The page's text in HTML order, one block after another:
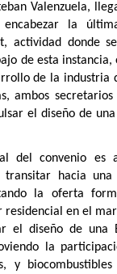
Valenzuela,
encabezar la
actividad donde
de esta
de la industria
ambos
el diseño de
del convenio es
transitar hacia
la oferta
residencial en el
el diseño de una
la
y